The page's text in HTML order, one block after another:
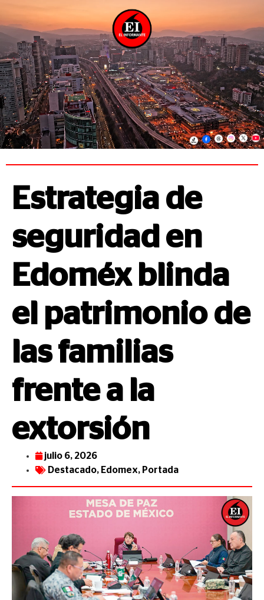
Estrategia de
seguridad en
Edoméx blinda
el patrimonio de
las familias
frente a la
extorsión
julio 6, 2026
Destacado, Edomex, Portada